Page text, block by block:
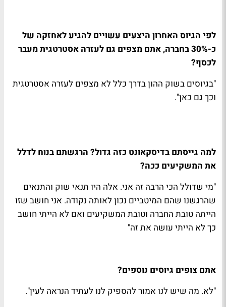
לפי הגיוס האחרון היצעים עשויים להגיע לאחזקה של
כ-30% בחברה, אתם מצפים גם לעזרה אסטרטגית מעבר
לכסף?
"בגיוסים בשוק ההון בדרך כלל לא מצפים לעזרה אסטרטגית
וכך גם כאן".
למה גייסתם בדיסקאונט כזה גדול? הרגשתם בנוח לדלל
את המשקיעים ככה?
"מי שדולל הכי הרבה זה אני. אלה היו תנאי שוק והתנאים
שהרגשנו שהם המיטביים נכון לאותה נקודה. אני חושב שזו
הייתה טובת החברה וטובת המשקיעים ואם לא הייתי חושב
כך לא הייתי עושה את זה"
אתם צופים גיוסים נוספים?
"לא. מה שיש לנו אמור להספיק לנו לעתיד הנראה לעין".